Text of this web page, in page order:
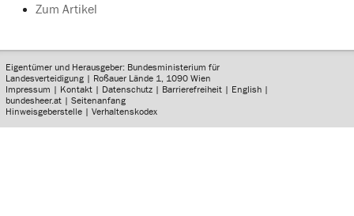
Zum Artikel
Eigentümer und Herausgeber: Bundesministerium für
Landesverteidigung | Roßauer Lände 1, 1090 Wien
Impressum | Kontakt | Datenschutz | Barrierefreiheit | English |
bundesheer.at |Seitenanfang
Hinweisgeberstelle |Verhaltenskodex